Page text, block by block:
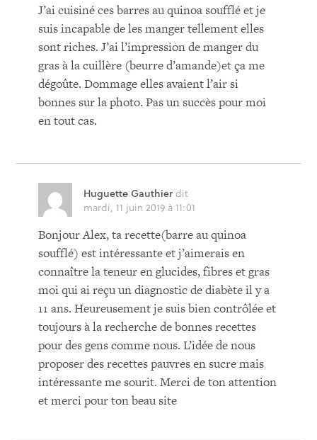
J’ai cuisiné ces barres au quinoa soufflé et je
suis incapable de les manger tellement elles
sont riches. J’ai l’impression de manger du
gras à la cuillère (beurre d’amande)et ça me
dégoûte. Dommage elles avaient l’air si
bonnes sur la photo. Pas un succès pour moi
en tout cas.
Huguette Gauthier dit
mardi, 11 juin 2019 à 11:01
Bonjour Alex, ta recette(barre au quinoa
soufflé) est intéressante et j’aimerais en
connaître la teneur en glucides, fibres et gras
moi qui ai reçu un diagnostic de diabète il y a
11 ans. Heureusement je suis bien contrôlée et
toujours à la recherche de bonnes recettes
pour des gens comme nous. L’idée de nous
proposer des recettes pauvres en sucre mais
intéressante me sourit. Merci de ton attention
et merci pour ton beau site